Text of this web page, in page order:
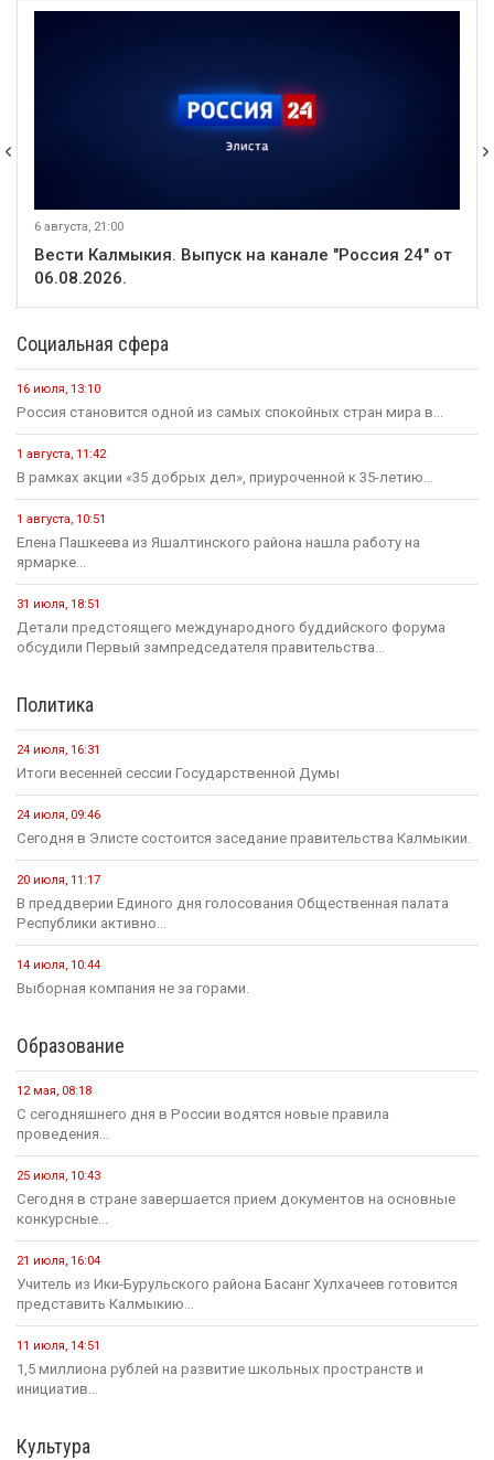
6 августа, 21:00
Вести Калмыкия. Выпуск на канале "Россия 24" от
06.08.2026.
Социальная сфера
16 июля, 13:10
Россия становится одной из самых спокойных стран мира в...
1 августа, 11:42
В рамках акции «35 добрых дел», приуроченной к 35-летию...
1 августа, 10:51
Елена Пашкеева из Яшалтинского района нашла работу на
ярмарке...
31 июля, 18:51
Детали предстоящего международного буддийского форума
обсудили Первый зампредседателя правительства...
Политика
24 июля, 16:31
Итоги весенней сессии Государственной Думы
24 июля, 09:46
Сегодня в Элисте состоится заседание правительства Калмыкии.
20 июля, 11:17
В преддверии Единого дня голосования Общественная палата
Республики активно...
14 июля, 10:44
Выборная компания не за горами.
Образование
12 мая, 08:18
С сегодняшнего дня в России водятся новые правила
проведения...
25 июля, 10:43
Сегодня в стране завершается прием документов на основные
конкурсные...
21 июля, 16:04
Учитель из Ики-Бурульского района Басанг Хулхачеев готовится
представить Калмыкию...
11 июля, 14:51
1,5 миллиона рублей на развитие школьных пространств и
инициатив...
Культура